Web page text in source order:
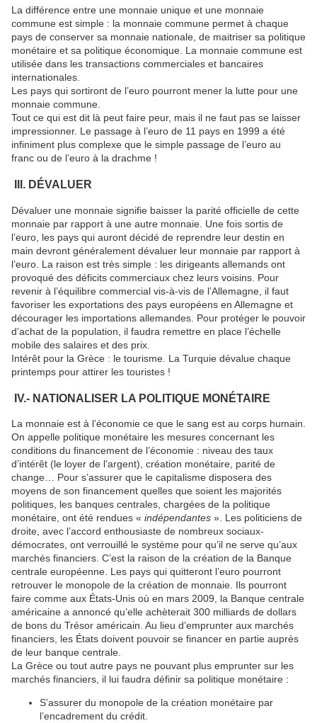
La différence entre une monnaie unique et une monnaie
commune est simple : la monnaie commune permet à chaque
pays de conserver sa monnaie nationale, de maitriser sa politique
monétaire et sa politique économique. La monnaie commune est
utilisée dans les transactions commerciales et bancaires
internationales.
Les pays qui sortiront de l’euro pourront mener la lutte pour une
monnaie commune.
Tout ce qui est dit là peut faire peur, mais il ne faut pas se laisser
impressionner. Le passage à l’euro de 11 pays en 1999 a été
infiniment plus complexe que le simple passage de l’euro au
franc ou de l’euro à la drachme !
III. DÉVALUER
Dévaluer une monnaie signifie baisser la parité officielle de cette
monnaie par rapport à une autre monnaie. Une fois sortis de
l’euro, les pays qui auront décidé de reprendre leur destin en
main devront généralement dévaluer leur monnaie par rapport à
l’euro. La raison est très simple : les dirigeants allemands ont
provoqué des déficits commerciaux chez leurs voisins. Pour
revenir à l’équilibre commercial vis-à-vis de l’Allemagne, il faut
favoriser les exportations des pays européens en Allemagne et
décourager les importations allemandes. Pour protéger le pouvoir
d’achat de la population, il faudra remettre en place l’échelle
mobile des salaires et des prix.
Intérêt pour la Grèce : le tourisme. La Turquie dévalue chaque
printemps pour attirer les touristes !
IV.- NATIONALISER LA POLITIQUE MONÉTAIRE
La monnaie est à l’économie ce que le sang est au corps humain.
On appelle politique monétaire les mesures concernant les
conditions du financement de l’économie : niveau des taux
d’intérêt (le loyer de l’argent), création monétaire, parité de
change… Pour s’assurer que le capitalisme disposera des
moyens de son financement quelles que soient les majorités
politiques, les banques centrales, chargées de la politique
monétaire, ont été rendues « indépendantes ». Les politiciens de
droite, avec l’accord enthousiaste de nombreux sociaux-
démocrates, ont verrouillé le système pour qu’il ne serve qu’aux
marchés financiers. C’est la raison de la création de la Banque
centrale européenne. Les pays qui quitteront l’euro pourront
retrouver le monopole de la création de monnaie. Ils pourront
faire comme aux États-Unis où en mars 2009, la Banque centrale
américaine a annoncé qu’elle achèterait 300 milliards de dollars
de bons du Trésor américain. Au lieu d’emprunter aux marchés
financiers, les États doivent pouvoir se financer en partie auprès
de leur banque centrale.
La Grèce ou tout autre pays ne pouvant plus emprunter sur les
marchés financiers, il lui faudra définir sa politique monétaire :
S’assurer du monopole de la création monétaire par
l’encadrement du crédit.